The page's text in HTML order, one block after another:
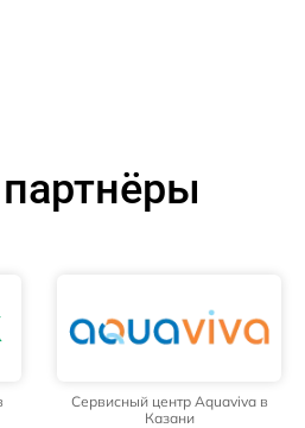
Сервисный центр Aquaviva в
Казани